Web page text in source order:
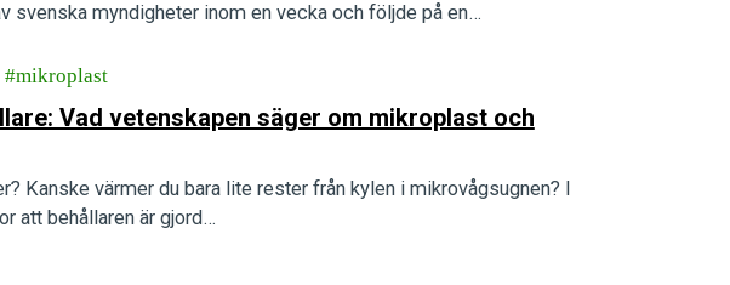
svenska myndigheter inom en vecka och följde på en…
mikroplast
Vad vetenskapen säger om mikroplast och
Kanske värmer du bara lite rester från kylen i mikrovågsugnen? I
att behållaren är gjord…